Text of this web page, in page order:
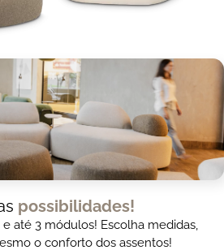
possibilidades!
e até 3 módulos! Escolha medidas,
o conforto dos assentos!